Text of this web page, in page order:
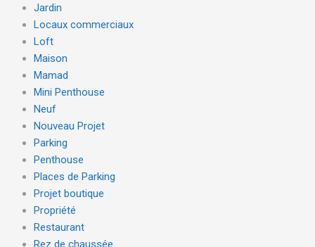
Jardin
Locaux commerciaux
Loft
Maison
Mamad
Mini Penthouse
Neuf
Nouveau Projet
Parking
Penthouse
Places de Parking
Projet boutique
Propriété
Restaurant
Rez de chaussée